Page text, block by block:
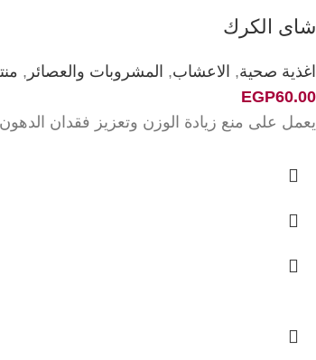
شاى الكرك
اغذية صحية, الاعشاب, المشروبات والعصائر ,
EGP60.00
يعمل على منع زيادة الوزن وتعزيز فقدان